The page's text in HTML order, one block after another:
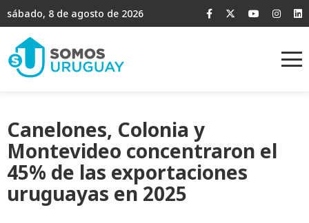
sábado, 8 de agosto de 2026
Canelones, Colonia y
Montevideo concentraron el
45% de las exportaciones
uruguayas en 2025